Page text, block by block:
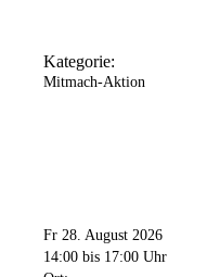
Kategorie:
Mitmach-Aktion
Fr 28. August 2026
14:00 bis 17:00 Uhr